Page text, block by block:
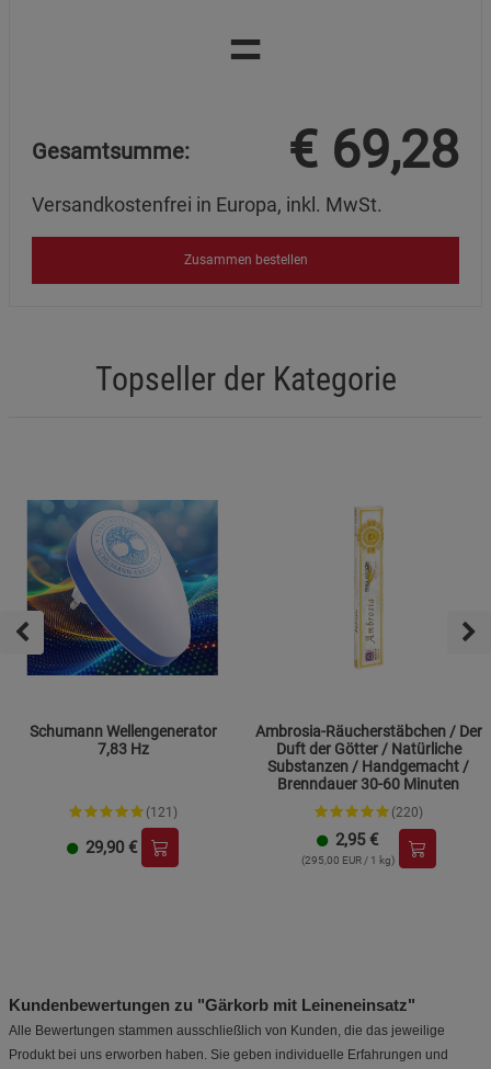
=
Gesamtsumme: € 69,28
Versandkostenfrei in Europa, inkl. MwSt.
Zusammen bestellen
Topseller der Kategorie
Schumann Wellengenerator
7,83 Hz
(121)
29,90 €
Ambrosia-Räucherstäbchen / Der
Duft der Götter / Natürliche
Substanzen / Handgemacht /
Brenndauer 30-60 Minuten
(220)
2,95 €
(295,00 EUR / 1 kg)
Kundenbewertungen zu "Gärkorb mit Leineneinsatz"
Alle Bewertungen stammen ausschließlich von Kunden, die das jeweilige
Produkt bei uns erworben haben. Sie geben individuelle Erfahrungen und